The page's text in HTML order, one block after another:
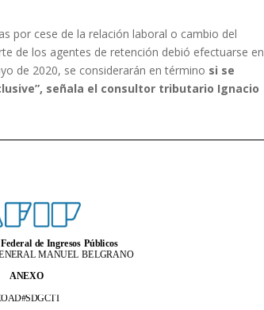
por cese de la relación laboral o cambio del
de los agentes de retención debió efectuarse en
de 2020, se considerarán en término si se
señala el consultor tributario Ignacio